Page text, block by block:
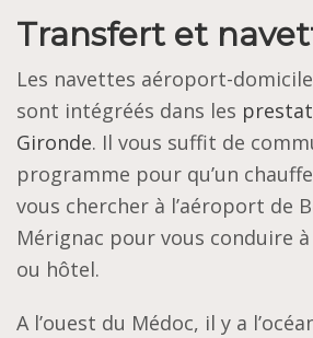
Transfert et
Les navettes aéroport-
sont intégréés dans les
Gironde. Il vous suffit de
programme pour qu’un
vous chercher à l’aéroport de
Mérignac pour vous conduire
ou hôtel.
A l’ouest du Médoc, il y a